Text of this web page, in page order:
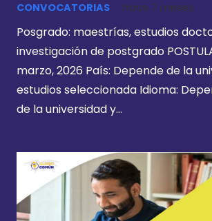
CONVOCATORIAS hace 7 meses
Posgrado: maestrías, estudios
investigación de postgrado
marzo, 2026 País: Depende de la
estudios seleccionada Idioma:
de la universidad y…